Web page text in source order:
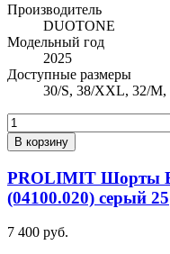
Производитель
DUOTONE
Модельный год
2025
Доступные размеры
30/S, 38/XXL, 32/
В корзину
PROLIMIT Шорты
(04100.020) серый 25
7 400 руб.